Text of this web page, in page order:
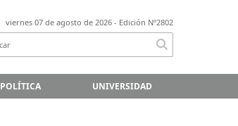
viernes 07 de agosto de 2026 - Edición Nº2802
POLÍTICA UNIVERSIDAD